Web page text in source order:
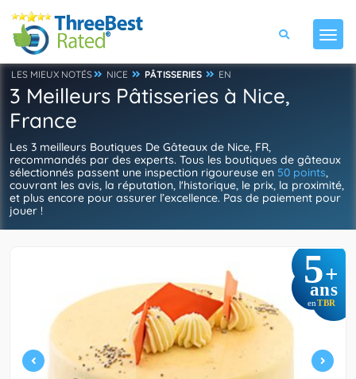
LES MIEUX NOTÉS NICE PÂTISSERIES EN
3 Meilleurs Pâtisseries à Nice,
France
Les 3 meilleurs Boutiques De Gâteaux de Nice, FR,
recommandés par des experts. Tous les boutiques de gâteaux
sélectionnés passent une inspection rigoureuse en 50 points,
couvrant les avis, la réputation, l'historique, le prix, la proximité,
et plus encore pour assurer l’excellence. Pas de paiement pour
jouer !
5+
ans
en TBR